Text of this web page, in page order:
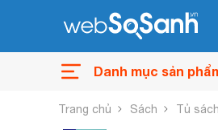
Danh mục sản
Trang chủ Sách Tủ